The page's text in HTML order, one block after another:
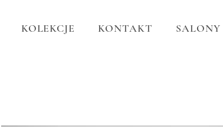
KOLEKCJE KONTAKT SALONY